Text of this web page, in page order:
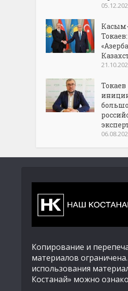
Токаев:
Токаев
Копирование и
материалов
использования
Костанай» можно